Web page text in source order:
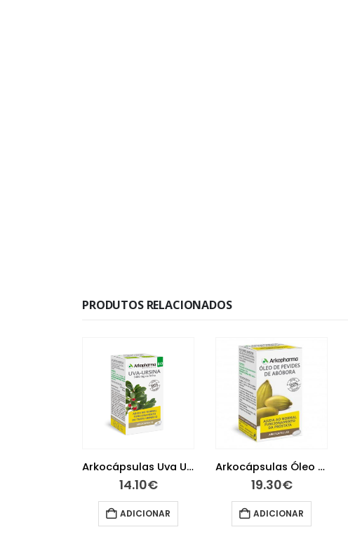
PRODUTOS RELACIONADOS
Arkocápsulas Uva Ursina Bio 45 cápsulas
14.10€
ADICIONAR
Arkocápsulas Óleo Pevides de Abóbora 50 cápsulas
19.30€
ADICIONAR